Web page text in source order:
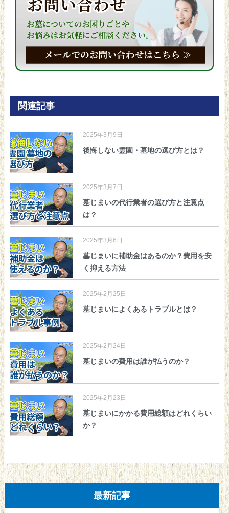
関連記事
後悔しない霊園・墓地の選び方とは？
2025年3月9日
墓じまいの代行業者の選び方と注意点
は？
2025年3月7日
墓じまいに補助金はあるのか？費用を安
く抑える方法
2025年3月6日
墓じまいによくあるトラブルとは？
2025年2月25日
墓じまいの費用は誰が払うのか？
2025年2月24日
墓じまいにかかる費用総額はどれくらい
か？
2025年2月23日
最新記事